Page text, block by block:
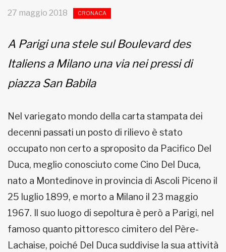
HOME
MUNICIPI
Inviateci le vostre segnalazioni
Fondato e diretto da Enzo De
Bernardis
EDB edizioni - Via Brivio angolo C.
Imbonati, 89 20159 Milano (Italia)
Informativa sulla privacy
27 maggio 2018 CRONACA
A Parigi una stele sul Boulevard des
Italiens a Milano una via nei pressi di
piazza San Babila
Nel variegato mondo della carta stampata dei
decenni passati un posto di rilievo è stato
occupato non certo a sproposito da Pacifico Del
Duca, meglio conosciuto come Cino Del Duca,
nato a Montedinove in provincia di Ascoli Piceno il
25 luglio 1899, e morto a Milano il 23 maggio
1967. Il suo luogo di sepoltura è però a Parigi, nel
famoso quanto pittoresco cimitero del Père-
Lachaise, poiché Del Duca suddivise la sua attività